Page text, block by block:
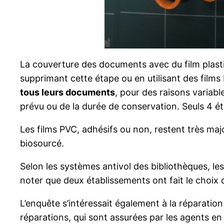
La couverture des documents avec du film
supprimant cette étape ou en utilisant des films
tous leurs documents, pour des raisons
prévu ou de la durée de conservation. Seuls 4
Les films PVC, adhésifs ou non, restent très
biosourcé.
Selon les systèmes antivol des bibliothèques,
noter que deux établissements ont fait le
L’enquête s’intéressait également à la
réparations, qui sont assurées par les agents